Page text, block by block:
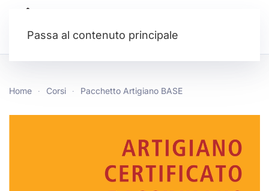
Passa al contenuto principale
Home Corsi Pacchetto Artigiano BASE